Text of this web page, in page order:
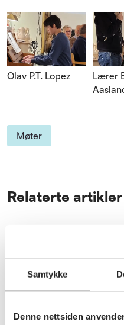
Samtykke
Denne nettsiden
Olav P.T. Lopez
Lærer
Møter
Relaterte artikler